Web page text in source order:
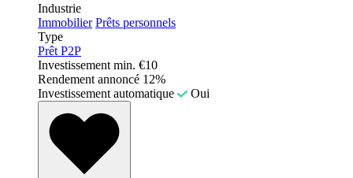
Industrie
Immobilier Prêts personnels
Type
Prêt P2P
Investissement min. €10
Rendement annoncé 12%
Investissement automatique
Oui